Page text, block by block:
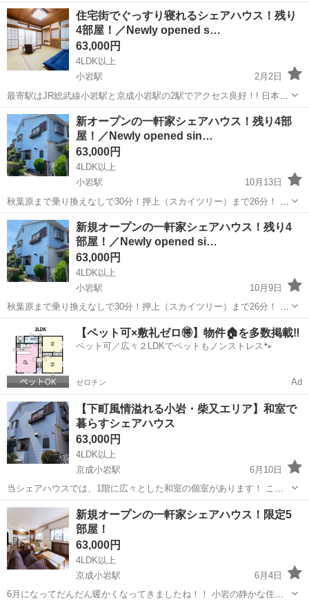
住宅街でぐっすり寝れるシェアハウス！残り
4部屋！／Newly opened s…
63,000円
4LDK以上
小岩駅
2月2日
最寄駅はJR総武線小岩駅と京成小岩駅の2駅でアクセス良好！! 日本橋
まで38分、新橋まで乗り換えなしで37分！! 秋葉原まで乗り換えなし
で30分！押上（スカイツリー）まで26分！! ーーーーーーーーーーー
ーーーーーーー...
東京 江戸川区 小岩駅 シェアハウス room
新オープンの一軒家シェアハウス！残り4部
屋！／Newly opened sin…
63,000円
4LDK以上
小岩駅
10月13日
秋葉原まで乗り換えなしで30分！押上（スカイツリー）まで26分！ 最
寄駅はJR総武線小岩駅と京成小岩駅の2駅でアクセス良好！ 日本橋ま
で38分、新橋まで乗り換えなしで37分！ ーーーーーーーーーーーーー
ーーーーーーーー...
東京 江戸川区 シェアハウス room
新規オープンの一軒家シェアハウス！残り4
部屋！／Newly opened si…
63,000円
4LDK以上
小岩駅
10月9日
秋葉原まで乗り換えなしで30分！押上（スカイツリー）まで26分！ 最
寄駅はJR総武線小岩駅と京成小岩駅の2駅でアクセス良好！ 日本橋ま
で38分、新橋まで乗り換えなしで37分！ ーーーーーーーーーーーーー
ーーーーーーーー...
江戸川区 小岩駅 シェアハウス room
【ペット可×敷礼ゼロ🉐】物件🏠を多数掲載‼️
ペット可／広々２LDKでペットもノンストレス🐾
ゼロチン Ad
【下町風情溢れる小岩・柴又エリア】和室で
暮らすシェアハウス
63,000円
4LDK以上
京成小岩駅
6月10日
当シェアハウスでは、1階に広々とした和室の個室があります！ この
和室は日本の伝統的なインテリアとモダンな雰囲気が融合した空間で
す。 畳の上でゆったりとくつろぎながら、和の雰囲気を感じることが
できます。 広々とした空...
東京 江戸川区 京成小岩駅 シェアハウス 和室
新規オープンの一軒家シェアハウス！限定5
部屋！
63,000円
4LDK以上
京成小岩駅
6月4日
6月になってだんだん暖かくなってきましたね！！ 小岩の静かな住宅